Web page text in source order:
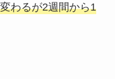
わるが2週間から1